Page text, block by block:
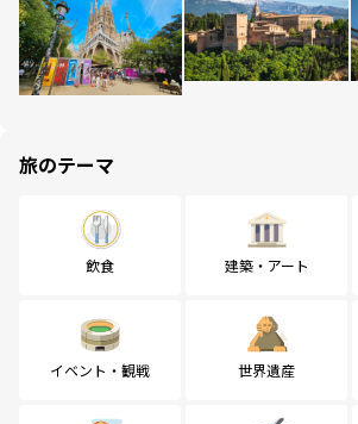
旅のテーマ
飲食 建築・アート
イベント・観戦 世界遺産